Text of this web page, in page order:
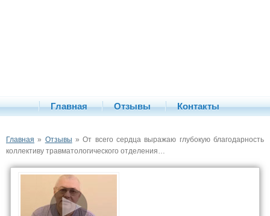
Главная Отзывы Контакты
Главная » Отзывы » От всего сердца выражаю глубокую благодарность
коллективу травматологического отделения…